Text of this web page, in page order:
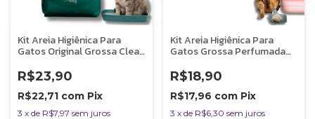
Kit Areia Higiênica Para
Gatos Original Grossa Clear
R$23,90
R$22,71 com Pix
3 x de R$7,97 sem juros
Kit Areia Higiênica Para
Gatos Grossa Perfumada
R$18,90
R$17,96 com Pix
3 x de R$6,30 sem juros